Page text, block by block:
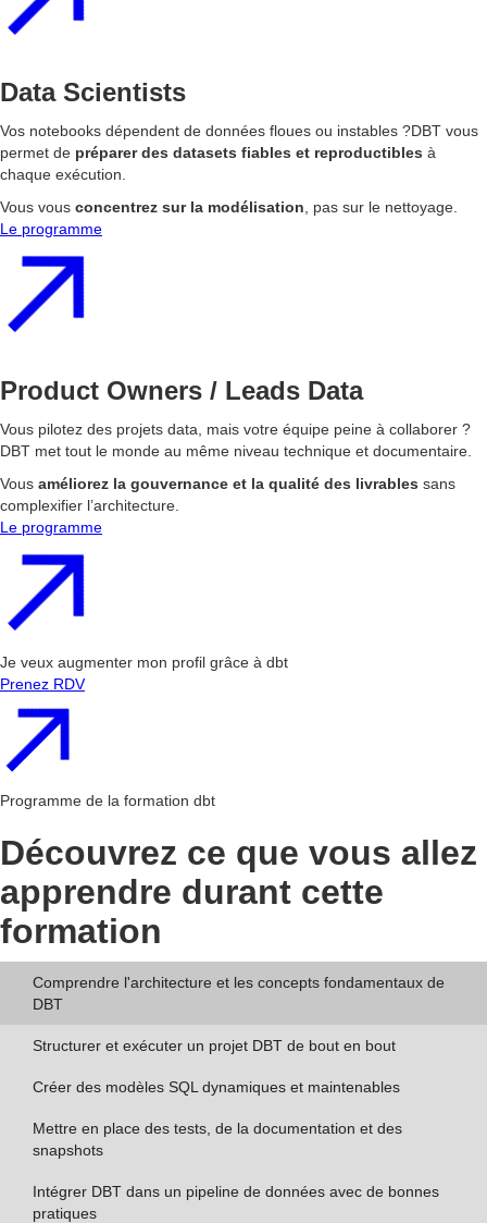
Data Scientists
Vos notebooks dépendent de données floues ou instables ?DBT vous
permet de préparer des datasets fiables et reproductibles à
chaque exécution.
Vous vous concentrez sur la modélisation, pas sur le nettoyage.
Le programme
Product Owners / Leads Data
Vous pilotez des projets data, mais votre équipe peine à collaborer ?
DBT met tout le monde au même niveau technique et documentaire.
Vous améliorez la gouvernance et la qualité des livrables sans
complexifier l’architecture.
Le programme
Je veux augmenter mon profil grâce à dbt
Prenez RDV
Programme de la formation dbt
Découvrez ce que vous allez
apprendre durant cette
formation
Comprendre l'architecture et les concepts fondamentaux de
DBT
Structurer et exécuter un projet DBT de bout en bout
Créer des modèles SQL dynamiques et maintenables
Mettre en place des tests, de la documentation et des
snapshots
Intégrer DBT dans un pipeline de données avec de bonnes
pratiques